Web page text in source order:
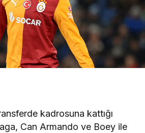
kadrosuna kattığı
Can Armando ve Boey ile